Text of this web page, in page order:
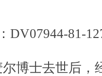
DV07944-81-
博士去世后，